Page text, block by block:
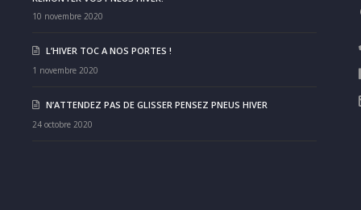
10 novembre 2020
L’HIVER TOC A NOS PORTES !
1 novembre 2020
N’ATTENDEZ PAS DE GLISSER PENSEZ PNEUS HIVER
24 octobre 2020